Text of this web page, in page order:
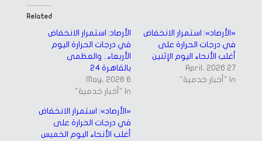
window)
window)
Related
الأرصاد: استمرار الانخفاض
في درجات الحرارة اليوم
الأربعاء.. والعظمى
بالقاهرة 24
6 May، 2026
In "أخبار خدمية"
«الأرصاد»: استمرار الانخفاض
في درجات الحرارة على
أغلب الأنحاء اليوم الإثنين
27 April، 2026
In "أخبار خدمية"
«الأرصاد»: استمرار الانخفاض
في درجات الحرارة على
أغلب الأنحاء اليوم الخميس